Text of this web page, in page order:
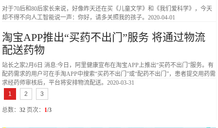
对于70后和80后家长来说，好像昨天还在买《儿童文学》和《我们爱科学》，今天
却不得不向人工智能说一声：你好，请多关照我的孩子。2020-04-01
淘宝APP推出“买药不出门”服务 将通过物流
配送药物
站长之家2月6日 消息:今日，阿里健康宣布在淘宝APP上推出“买药不出门”服务。有
配药需求的用户可在手淘APP中搜索“买药不出门”或“配药不出门”，患者提交用药需
求经药师审核后，平台将安排物流配送。2020-03-31
1
2 3
总数：32 页次： 1/3